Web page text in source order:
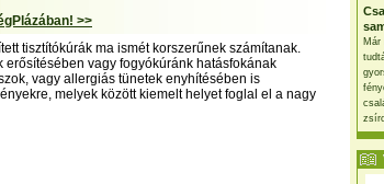
Már
>>
tisztítókúrák ma ismét korszerűnek számítanak.
erősítésében vagy fogyókúránk hatásfokának
vagy allergiás tünetek enyhítésében is
melyek között kiemelt helyet foglal el a nagy